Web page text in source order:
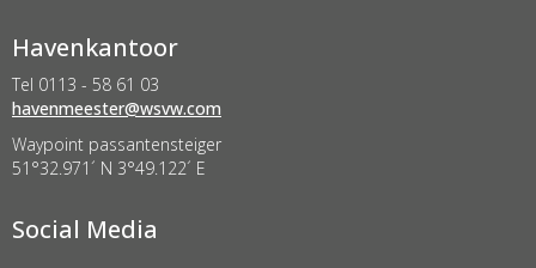
Havenkantoor
Tel 0113 - 58 61 03
retseemnevah@wsvw.com
Waypoint passantensteiger
51°32.971´ N 3°49.122´ E
Social Media